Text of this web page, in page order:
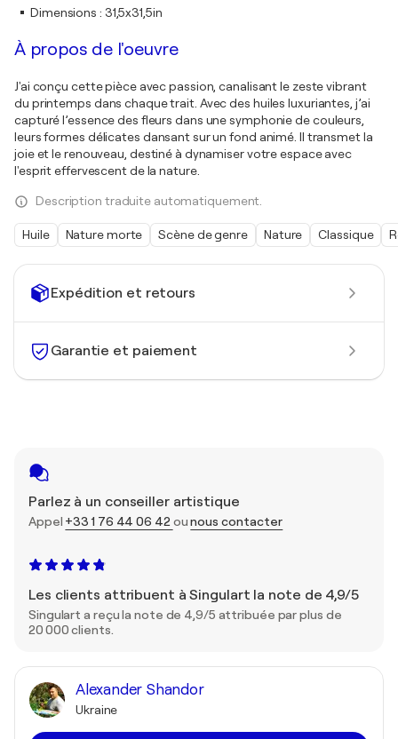
Expédition et retours
Garantie et paiement
Parlez à un conseiller artistique
Appel +33 1 76 44 06 42ounous contacter
Les clients attribuent à Singulart la note de 4,9/5
Singulart a reçu la note de 4,9/5 attribuée par plus de
20 000 clients.
Alexander Shandor
Ukraine
Dimensions : 31,5x31,5in
À propos de l'oeuvre
J'ai conçu cette pièce avec passion, canalisant le zeste vibrant
du printemps dans chaque trait. Avec des huiles luxuriantes, j’ai
capturé l’essence des fleurs dans une symphonie de couleurs,
leurs formes délicates dansant sur un fond animé. Il transmet la
joie et le renouveau, destiné à dynamiser votre espace avec
l'esprit effervescent de la nature.
Description traduite automatiquement.
Huile Nature morte Scène de genre Nature Classique